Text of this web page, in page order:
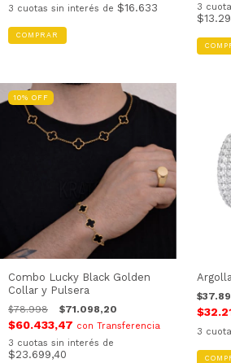
3 cuotas sin interés de $16.633
COMPRAR
3
10% OFF
Combo Lucky Black Golden
Collar y Pulsera
$78.998 $71.098,20
$60.433,47 con Transferencia
3 cuotas sin interés de
$23.699,40
3